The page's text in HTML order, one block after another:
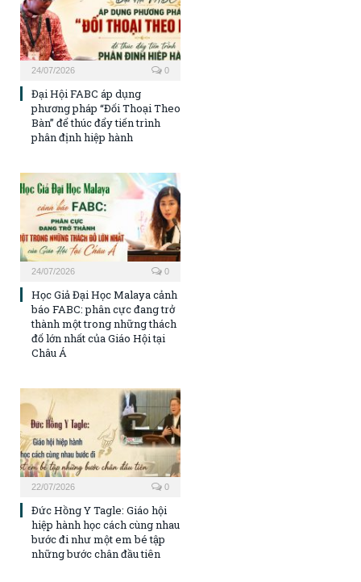
24/07/2026 0
Đại Hội FABC áp dụng
phương pháp “Đối Thoại Theo
Bàn” để thúc đẩy tiến trình
phân định hiệp hành
24/07/2026 0
Học Giả Đại Học Malaya cảnh
báo FABC: phân cực đang trở
thành một trong những thách
đố lớn nhất của Giáo Hội tại
Châu Á
22/07/2026 0
Đức Hồng Y Tagle: Giáo hội
hiệp hành học cách cùng nhau
bước đi như một em bé tập
những bước chân đầu tiên